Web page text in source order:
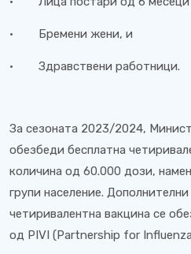
· Бремени жени, и
· Здравствени работници.
За сезоната 2023/2024,
обезбеди бесплатна
количина од 60.000 дози,
групи население.
четиривалентна вакцина се
од PIVI (Partnership for